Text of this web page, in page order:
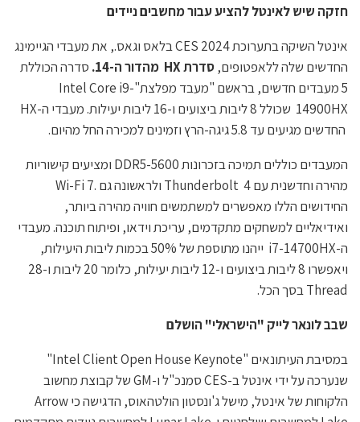
חזקה שיש לאינטל להציע עבור מחשבים ניידים
אינטל השיקה בתערוכת CES 2024 בלאס וגאס., את מעבדי הגיימינג
החדשים שלה ללאפטופים, סדרת HX מהדור ה-14.
סדרה הכוללת
5 מעבדים חדשים, בראשם "מעבד מפלצת"Intel Core i9-
14900HX שכולל 8 ליבות ביצועים ו-16 ליבות יעילות. מעבדי ה-HX
החדשים מגיעים עד 5.8 גיגה-הרץ וזמינים למכירה החל מהיום.
המעבדים כוללים תמיכה בזכרונות DDR5-5600 ומציעים קישוריות
מהירה וחדשנית עם Thunderbolt 4 ולראשונה גם .Wi-Fi 7
החידושים הללו מאפשרים למשתמשים חוויה מהירה ביותר,
ואידיאליים למשחקים מתקדמים, עריכת וידאו, ופיתוח תוכנה. מעבדי
ה-i7-14700HX ייהנו מתוספת של 50% בכמות ליבות היעילות,
ויאפשרו 8 ליבות ביצועים ו-12 ליבות יעילות, כלומר 20 ליבות ו-28
Thread בסך הכל.
שבב לונאר לייק "הישראלי" הושלם
במסיבת העיתונאים "Intel Client Open House Keynote"
שנערכה על ידי אינטל ב-CES סמנכ"ל ו-GM של קבוצת מחשוב
הלקוחות של אינטל, מישל ג'ונסטון הולטהאוס, הדגישה כי Arrow